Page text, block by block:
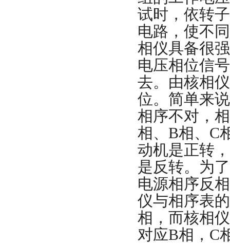
试时，依转
电路，使不
相仪具备很
电压相位信
去。由核相
位。简单来
相序不对，
相、B相、C
动机是正转
是反转。为
电源相序反
仪与相序表
相，而核相
对应B相，C